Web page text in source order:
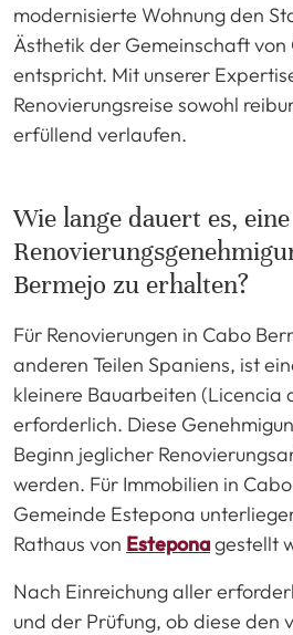
modernisierte Wohnung den
Ästhetik der Gemeinschaft von
entspricht. Mit unserer
Renovierungsreise sowohl
erfüllend verlaufen.
Wie lange dauert es, eine
Bermejo zu erhalten?
Für Renovierungen in Cabo
anderen Teilen Spaniens, ist
kleinere Bauarbeiten (Licencia
erforderlich. Diese
Beginn jeglicher
werden. Für Immobilien in
Gemeinde Estepona
Rathaus von Esteponagestellt
Nach Einreichung aller
und der Prüfung, ob diese den